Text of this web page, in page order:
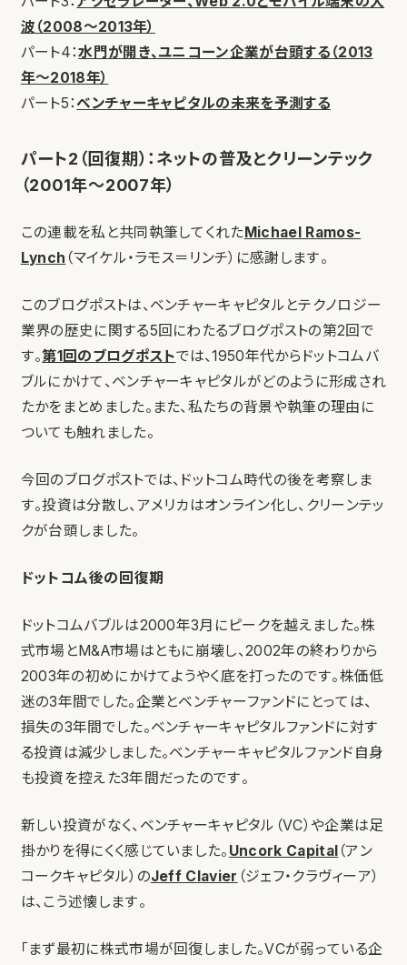
波（2008〜2013年）
パート4：水門が開き、ユニコーン企業が台頭する（2013
年〜2018年）
パート5：ベンチャーキャピタルの未来を予測する
パート2（回復期）：ネットの普及とクリーンテック
（2001年～2007年）
この連載を私と共同執筆してくれたMichael Ramos-
Lynch （マイケル・ラモス＝リンチ）に感謝します。
このブログポストは、ベンチャーキャピタルとテクノロジー
業界の歴史に関する5回にわたるブログポストの第2回で
す。第1回のブログポストでは、1950年代からドットコムバ
ブルにかけて、ベンチャーキャピタルがどのように形成され
たかをまとめました。また、私たちの背景や執筆の理由に
ついても触れました。
今回のブログポストでは、ドットコム時代の後を考察しま
す。投資は分散し、アメリカはオンライン化し、クリーンテッ
クが台頭しました。
ドットコム後の回復期
ドットコムバブルは2000年3月にピークを越えました。株
式市場とM&A市場はともに崩壊し、2002年の終わりから
2003年の初めにかけてようやく底を打ったのです。株価低
迷の3年間でした。企業とベンチャーファンドにとっては、
損失の3年間でした。ベンチャーキャピタルファンドに対す
る投資は減少しました。ベンチャーキャピタルファンド自身
も投資を控えた3年間だったのです。
新しい投資がなく、ベンチャーキャピタル（VC）や企業は足
掛かりを得にくく感じていました。 Uncork Capital （アン
コークキャピタル）のJeff Clavier （ジェフ・クラヴィーア）
は、こう述懐します。
「まず最初に株式市場が回復しました。VCが弱っている企